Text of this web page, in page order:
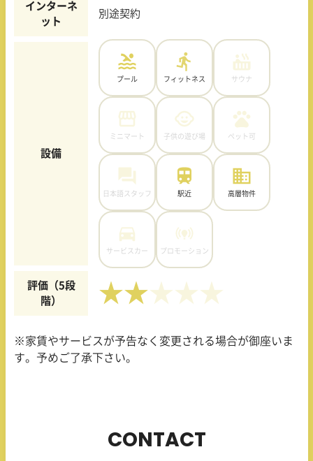
インターネ
ット
別途契約
設備
プール フィットネス サウナ
ミニマート 子供の遊び場 ペット可
日本語スタッフ 駅近 高層物件
サービスカー プロモーション
評価（5段
階）
★★
※家賃やサービスが予告なく変更される場合が御座いま
す。予めご了承下さい。
CONTACT